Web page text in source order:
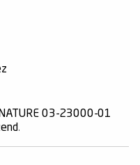
03-23000-01
.